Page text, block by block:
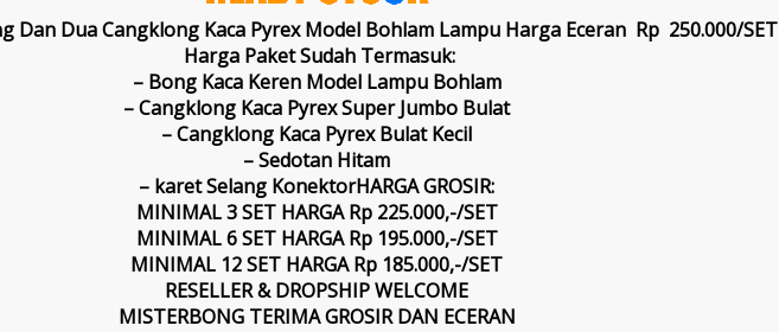
Dan Dua Cangklong Kaca Pyrex Model Bohlam Lampu Harga Eceran Rp 250.000/SET
Harga Paket Sudah Termasuk:
– Bong Kaca Keren Model Lampu Bohlam
– Cangklong Kaca Pyrex Super Jumbo Bulat
– Cangklong Kaca Pyrex Bulat Kecil
– Sedotan Hitam
– karet Selang KonektorHARGA GROSIR:
MINIMAL 3 SET HARGA Rp 225.000,-/SET
MINIMAL 6 SET HARGA Rp 195.000,-/SET
MINIMAL 12 SET HARGA Rp 185.000,-/SET
RESELLER & DROPSHIP WELCOME
MISTERBONG TERIMA GROSIR DAN ECERAN